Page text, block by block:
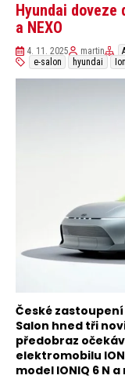
Hyundai doveze
a NEXO
4. 11. 2025 martin
e-salon
hyundai
České
Salon hned tři
předobraz
elektromobilu
model IONIQ 6 N